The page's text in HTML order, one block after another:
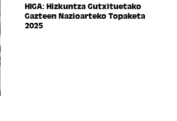
HIGA: Hizkuntza Gutxituetako
Gazteen Nazioarteko Topaketa
2025